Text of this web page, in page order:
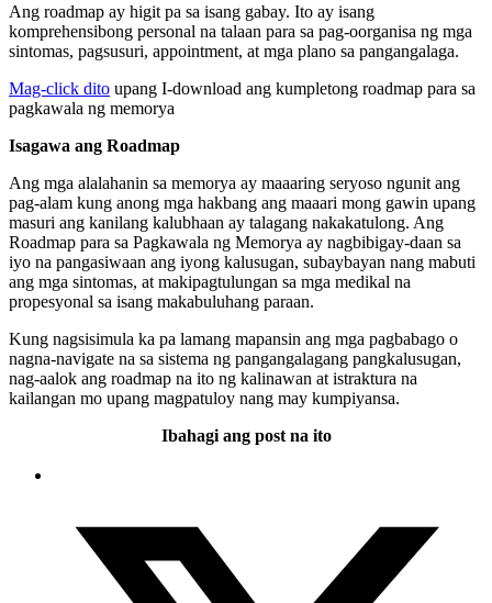
Ang roadmap ay higit pa sa isang gabay. Ito ay isang
komprehensibong personal na talaan para sa pag-oorganisa ng mga
sintomas, pagsusuri, appointment, at mga plano sa pangangalaga.
Mag-click dito upang I-download ang kumpletong roadmap para sa
pagkawala ng memorya
Isagawa ang Roadmap
Ang mga alalahanin sa memorya ay maaaring seryoso ngunit ang
pag-alam kung anong mga hakbang ang maaari mong gawin upang
masuri ang kanilang kalubhaan ay talagang nakakatulong. Ang
Roadmap para sa Pagkawala ng Memorya ay nagbibigay-daan sa
iyo na pangasiwaan ang iyong kalusugan, subaybayan nang mabuti
ang mga sintomas, at makipagtulungan sa mga medikal na
propesyonal sa isang makabuluhang paraan.
Kung nagsisimula ka pa lamang mapansin ang mga pagbabago o
nagna-navigate na sa sistema ng pangangalagang pangkalusugan,
nag-aalok ang roadmap na ito ng kalinawan at istraktura na
kailangan mo upang magpatuloy nang may kumpiyansa.
Ibahagi ang post na ito